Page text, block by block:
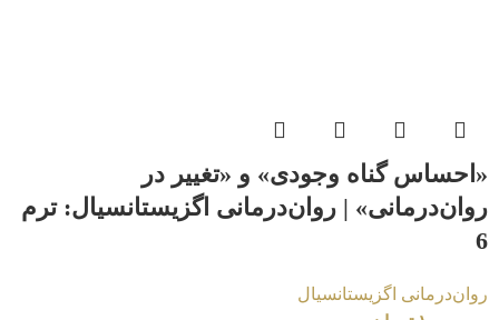
«احساس گناه وجودی» و «تغییر در
روان‌درمانی» | روان‌درمانی اگزیستانسیال: ترم
6
روان‌درمانی اگزیستانسیال